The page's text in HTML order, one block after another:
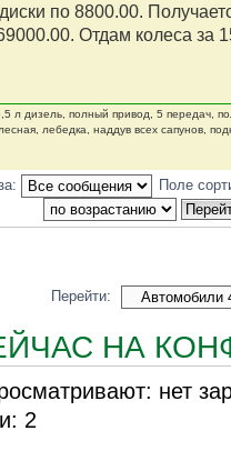
по 8800.00.
Отдам колеса за
л дизель, полный привод, 5 передач,
лебедка, наддув всех сапунов,
Поле
Перейти:
НА
нет
2